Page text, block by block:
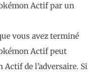
Actif par un
vous avez terminé
Actif peut
de l’adversaire. Si